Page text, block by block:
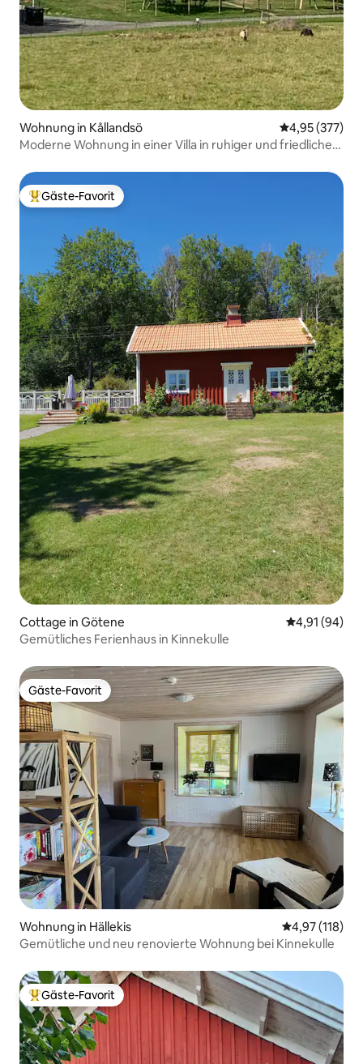
Wohnung in Kållandsö
4,95 (377)
Moderne Wohnung in einer Villa in ruhiger und friedlicher
Beliebter Gäste-Favorit.
Gäste-Favorit
Cottage in Götene
4,91 (94)
Gemütliches Ferienhaus in Kinnekulle
Gäste-Favorit
Gäste-Favorit
Wohnung in Hällekis
4,97 (118)
Gemütliche und neu renovierte Wohnung bei Kinnekulle
Beliebter Gäste-Favorit.
Gäste-Favorit